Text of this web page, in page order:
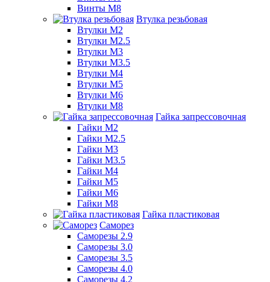
Винты М8
Втулка резьбовая
Втулки М2
Втулки М2.5
Втулки М3
Втулки М3.5
Втулки М4
Втулки М5
Втулки М6
Втулки М8
Гайка запрессовочная
Гайки М2
Гайки М2.5
Гайки М3
Гайки М3.5
Гайки М4
Гайки М5
Гайки М6
Гайки М8
Гайка пластиковая
Саморез
Саморезы 2.9
Саморезы 3.0
Саморезы 3.5
Саморезы 4.0
Саморезы 4.2